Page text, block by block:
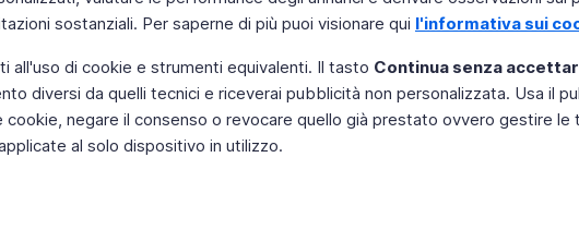
sostanziali. Per saperne di più puoi visionare qui l'informativa sui
all'uso di cookie e strumenti equivalenti. Il tasto Continua senza
diversi da quelli tecnici e riceverai pubblicità non personalizzata. Usa il
negare il consenso o revocare quello già prestato ovvero gestire le
al solo dispositivo in utilizzo.
Instagram